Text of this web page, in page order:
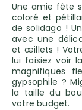
Une amie fête
coloré et
de solidago !
avec une
et œillets !
lui faisiez voir
magnifiques
gypsophile ?
la taille du
votre budget.